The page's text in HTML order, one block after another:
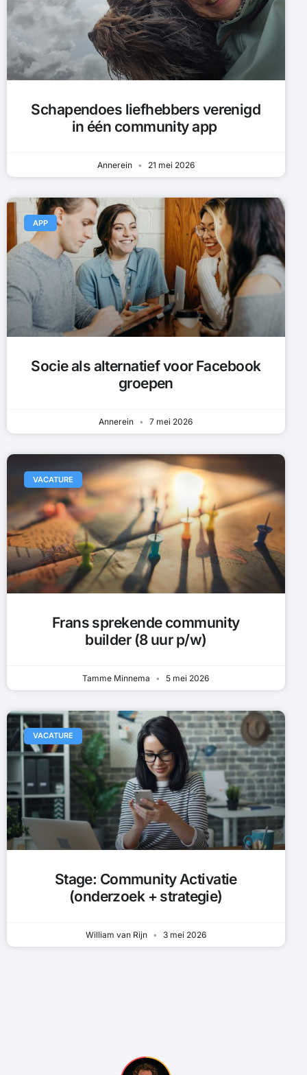
Schapendoes liefhebbers verenigd
in één community app
Annerein 21 mei 2026
APP
Socie als alternatief voor Facebook
groepen
Annerein 7 mei 2026
VACATURE
Frans sprekende community
builder (8 uur p/w)
Tamme Minnema 5 mei 2026
VACATURE
Stage: Community Activatie
(onderzoek + strategie)
William van Rijn 3 mei 2026